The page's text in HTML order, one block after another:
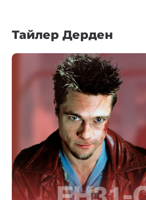
Тайлер Дерден